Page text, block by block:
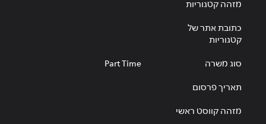
מזהה קטגוריות
כתובת אתר של
קטגוריות
סוג משרה Part Time
תאריך פרסום
מזהה קווסט ראשי